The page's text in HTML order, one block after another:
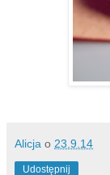
Alicja o 23.9.14
Udostępnij